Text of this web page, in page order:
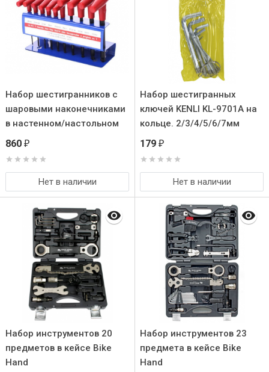
Набор шестигранников с
шаровыми наконечниками
в настенном/настольном
подвесе. Т-образные
860 ₽
Нет в наличии
Набор шестигранных
ключей KENLI KL-9701A на
кольце. 2/3/4/5/6/7мм
179 ₽
Нет в наличии
Набор инструментов 20
предметов в кейсе Bike
Hand
Набор инструментов 23
предмета в кейсе Bike
Hand